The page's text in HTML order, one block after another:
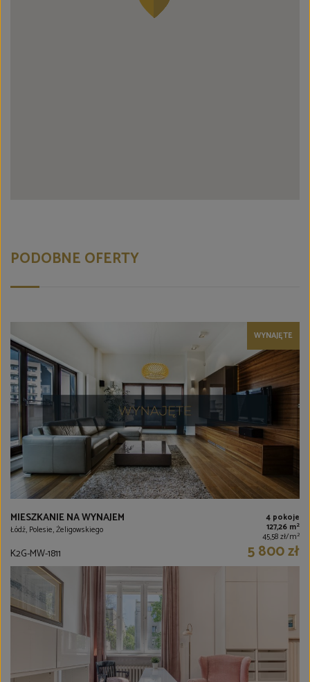
PODOBNE OFERTY
WYNAJĘTE
MIESZKANIE NA WYNAJEM
Łódź, Polesie, Żeligowskiego
4 pokoje
127,26 m2
45,58 zł/m2
K2G-MW-1811 5 800 zł